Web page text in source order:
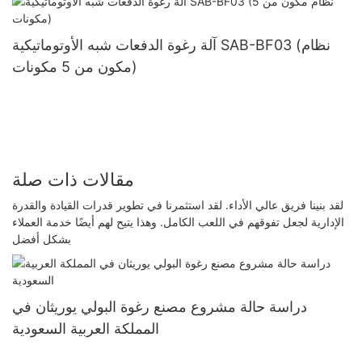
آلة رغوة الدفعات شبه الأوتوماتيكية SAB-BF03 (نظام
مكون من 5 مكونات)
مقالات ذات صلة
لقد بنينا فريق عالي الأداء. لقد استثمرنا في تطوير قدرات القيادة والقدرة
الإدارية لجعل تفوقهم في اللعب الكامل. وهذا يتيح لهم أيضًا خدمة العملاء
بشكل أفضل
دراسة حالة مشروع مصنع رغوة البولي يوريثان في
المملكة العربية السعودية